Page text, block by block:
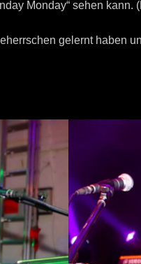
Monday“ sehen kann.
gelernt haben